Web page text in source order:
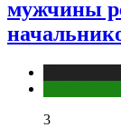
мужчины
3